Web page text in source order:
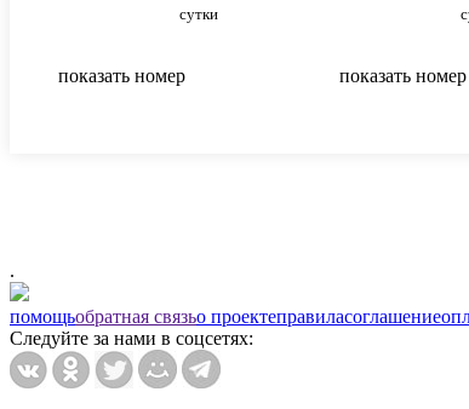
сутки
показать номер показать номер
.
помощьобратная связьо проектеправиласоглашение
Следуйте за нами в соцсетях: